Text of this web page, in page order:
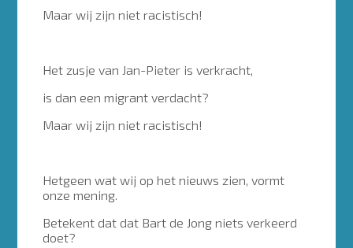
Maar wij zijn niet racistisch!
Het zusje van Jan-Pieter is verkracht,
is dan een migrant verdacht?
Maar wij zijn niet racistisch!
Hetgeen wat wij op het nieuws zien, vormt
onze mening.
Betekent dat dat Bart de Jong niets verkeerd
doet?